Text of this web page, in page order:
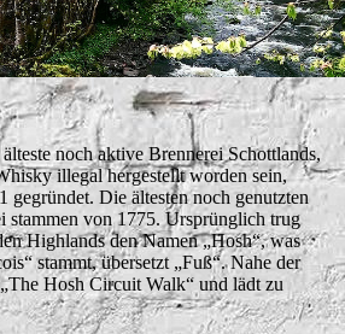
noch aktive Brennerei Schottlands,
illegal hergestellt worden sein,
gegründet. Die ältesten noch genutzten
stammen von 1775. Ursprünglich trug
Highlands den Namen „Hosh“, was
stammt, übersetzt „Fuß“. Nahe der
Hosh Circuit Walk“ und lädt zu